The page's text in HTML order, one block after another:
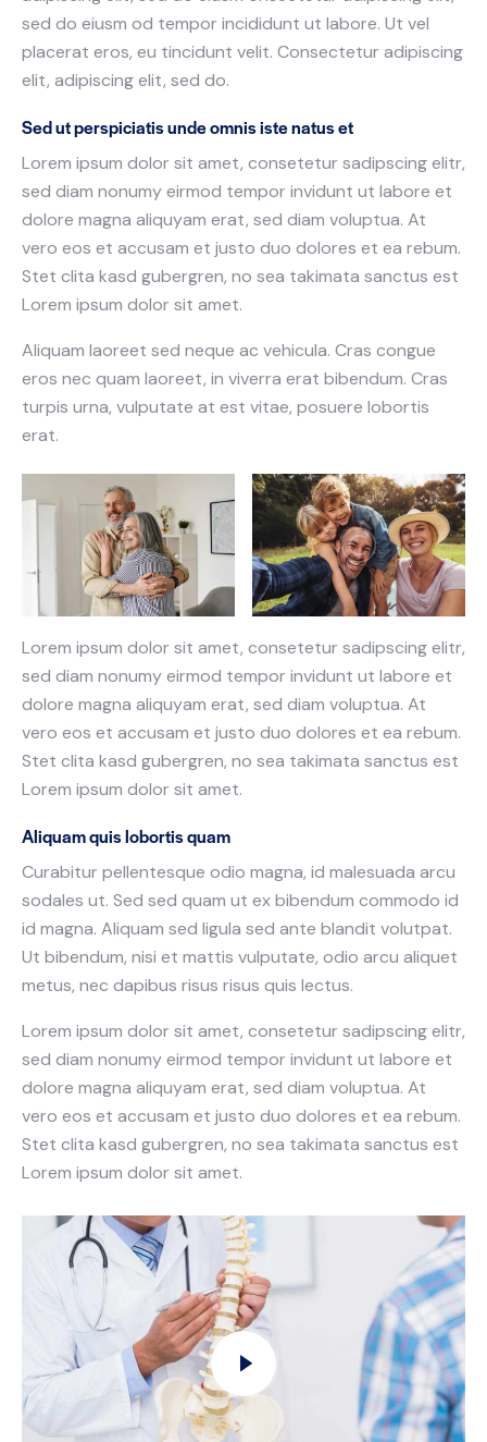
sed do eiusm od tempor incididunt ut labore. Ut vel
placerat eros, eu tincidunt velit. Consectetur adipiscing
elit, adipiscing elit, sed do.
Sed ut perspiciatis unde omnis iste natus et
Lorem ipsum dolor sit amet, consetetur sadipscing elitr,
sed diam nonumy eirmod tempor invidunt ut labore et
dolore magna aliquyam erat, sed diam voluptua. At
vero eos et accusam et justo duo dolores et ea rebum.
Stet clita kasd gubergren, no sea takimata sanctus est
Lorem ipsum dolor sit amet.
Aliquam laoreet sed neque ac vehicula. Cras congue
eros nec quam laoreet, in viverra erat bibendum. Cras
turpis urna, vulputate at est vitae, posuere lobortis
erat.
Lorem ipsum dolor sit amet, consetetur sadipscing elitr,
sed diam nonumy eirmod tempor invidunt ut labore et
dolore magna aliquyam erat, sed diam voluptua. At
vero eos et accusam et justo duo dolores et ea rebum.
Stet clita kasd gubergren, no sea takimata sanctus est
Lorem ipsum dolor sit amet.
Aliquam quis lobortis quam
Curabitur pellentesque odio magna, id malesuada arcu
sodales ut. Sed sed quam ut ex bibendum commodo id
id magna. Aliquam sed ligula sed ante blandit volutpat.
Ut bibendum, nisi et mattis vulputate, odio arcu aliquet
metus, nec dapibus risus risus quis lectus.
Lorem ipsum dolor sit amet, consetetur sadipscing elitr,
sed diam nonumy eirmod tempor invidunt ut labore et
dolore magna aliquyam erat, sed diam voluptua. At
vero eos et accusam et justo duo dolores et ea rebum.
Stet clita kasd gubergren, no sea takimata sanctus est
Lorem ipsum dolor sit amet.